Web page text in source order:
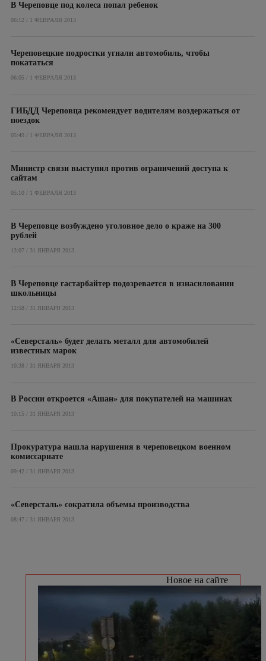
В Череповце под колеса попал ребенок
06:12 / 1 ФЕВРАЛЯ 2013
Череповецкие подростки угнали автомобиль, чтобы
покататься
06:05 / 1 ФЕВРАЛЯ 2013
ГИБДД Череповца рекомендует водителям воздержаться от
поездок
05:49 / 1 ФЕВРАЛЯ 2013
Министр связи выступил против ограничений доступа к
сайтам
05:10 / 1 ФЕВРАЛЯ 2013
В Череповце возбуждено уголовное дело о краже на 300
рублей
13:07 / 31 ЯНВАРЯ 2013
В Череповце гастарбайтер подозревается в изнасиловании
школьницы
12:58 / 31 ЯНВАРЯ 2013
«Северсталь» будет делать металл для автомобилей
известных марок
10:38 / 31 ЯНВАРЯ 2013
В России откроется «Ашан» для покупателей на машинах
10:15 / 31 ЯНВАРЯ 2013
Прокуратура нашла нарушения в череповецком военном
комиссариате
09:42 / 31 ЯНВАРЯ 2013
«Северсталь» сократила объемы производства
08:47 / 31 ЯНВАРЯ 2013
Новое на сайте